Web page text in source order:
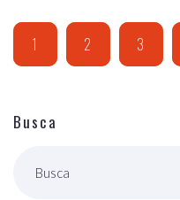
1 2 3
Busca
Busca